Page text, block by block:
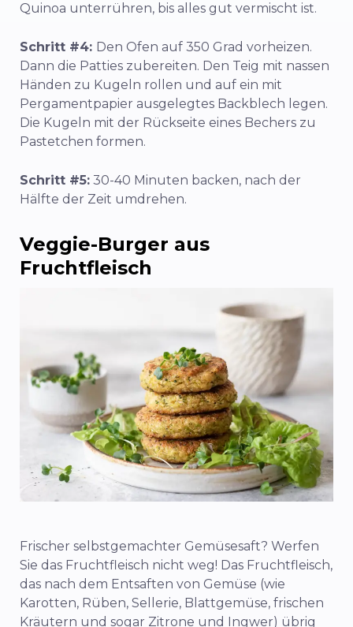
Quinoa unterrühren, bis alles gut vermischt ist.
Schritt #4: Den Ofen auf 350 Grad vorheizen.
Dann die Patties zubereiten. Den Teig mit nassen
Händen zu Kugeln rollen und auf ein mit
Pergamentpapier ausgelegtes Backblech legen.
Die Kugeln mit der Rückseite eines Bechers zu
Pastetchen formen.
Schritt #5: 30-40 Minuten backen, nach der
Hälfte der Zeit umdrehen.
Veggie-Burger aus
Fruchtfleisch
Frischer selbstgemachter Gemüsesaft? Werfen
Sie das Fruchtfleisch nicht weg! Das Fruchtfleisch,
das nach dem Entsaften von Gemüse (wie
Karotten, Rüben, Sellerie, Blattgemüse, frischen
Kräutern und sogar Zitrone und Ingwer) übrig